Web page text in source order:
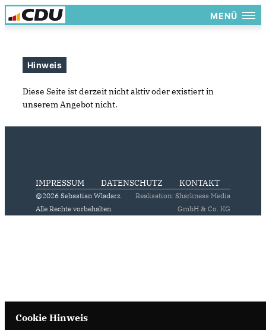
MENÜ
Hinweis
Diese Seite ist derzeit nicht aktiv oder existiert in
unserem Angebot nicht.
IMPRESSUM DATENSCHUTZ KONTAKT
@2026 Sebastian Wladarz
Alle Rechte vorbehalten.
Realisation: Sharkness Media
GmbH & Co. KG
Cookie Hinweis